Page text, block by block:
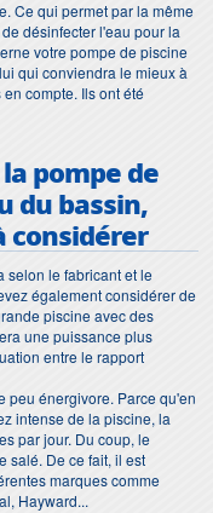
Ce qui permet par la même
désinfecter l'eau pour la
votre pompe de piscine
qui conviendra le mieux à
compte. Ils ont été
pompe de
du bassin,
considérer
selon le fabricant et le
également considérer de
piscine avec des
une puissance plus
entre le rapport
peu énergivore. Parce qu'en
intense de la piscine, la
par jour. Du coup, le
salé. De ce fait, il est
marques comme
Hayward...